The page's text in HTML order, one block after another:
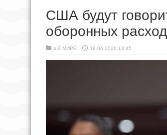
США будут
оборонных
в В МИРЕ 18.06.2026 13:45